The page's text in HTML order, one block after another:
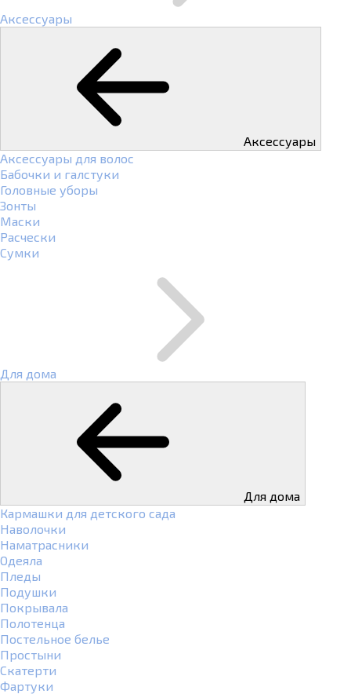
Аксессуары
Аксессуары
Аксессуары для волос
Бабочки и галстуки
Головные уборы
Зонты
Маски
Расчески
Сумки
Для дома
Для дома
Кармашки для детского сада
Наволочки
Наматрасники
Одеяла
Пледы
Подушки
Покрывала
Полотенца
Постельное белье
Простыни
Скатерти
Фартуки